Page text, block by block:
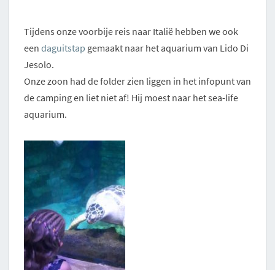
HET
IS!
Tijdens onze voorbije reis naar Italië hebben we ook
een daguitstap gemaakt naar het aquarium van Lido Di
Jesolo.
Onze zoon had de folder zien liggen in het infopunt van
de camping en liet niet af! Hij moest naar het sea-life
aquarium.